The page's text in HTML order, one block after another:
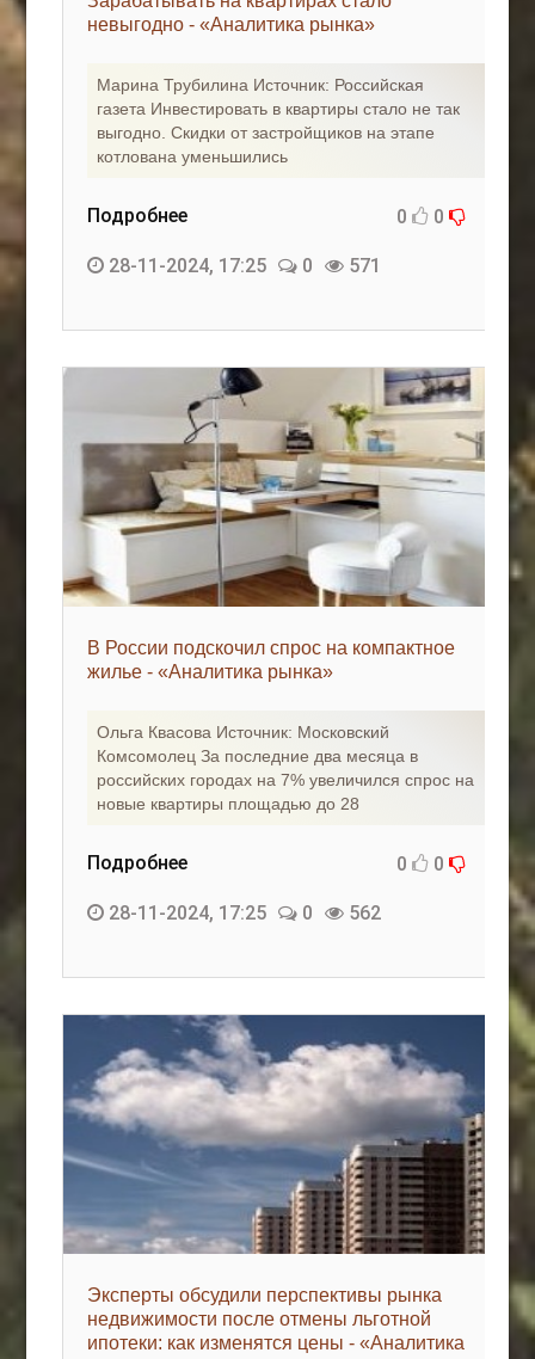
невыгодно - «Аналитика рынка»
Марина Трубилина Источник: Российская
газета Инвестировать в квартиры стало не так
выгодно. Скидки от застройщиков на этапе
котлована уменьшились
Подробнее 0 0
28-11-2024, 17:25 0 571
В России подскочил спрос на компактное
жилье - «Аналитика рынка»
Ольга Квасова Источник: Московский
Комсомолец За последние два месяца в
российских городах на 7% увеличился спрос на
новые квартиры площадью до 28
Подробнее 0 0
28-11-2024, 17:25 0 562
Эксперты обсудили перспективы рынка
недвижимости после отмены льготной
ипотеки: как изменятся цены - «Аналитика